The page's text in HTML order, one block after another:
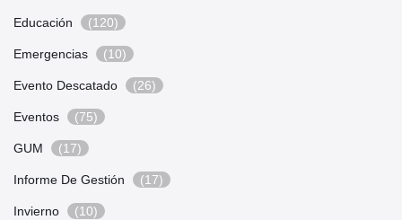
Educación (120)
Emergencias (10)
Evento Descatado (26)
Eventos (75)
GUM (17)
Informe De Gestión (17)
Invierno (10)